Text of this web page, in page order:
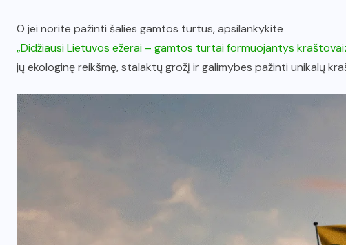
O jei norite pažinti šalies gamtos turtus, apsilankykite
„Didžiausi Lietuvos ežerai – gamtos turtai formuojantys
jų ekologinę reikšmę, stalaktų grožį ir galimybes pažinti unikalų